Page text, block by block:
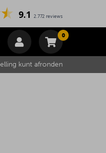
9.1 2.772 reviews
0
€0,00
kunt afronden